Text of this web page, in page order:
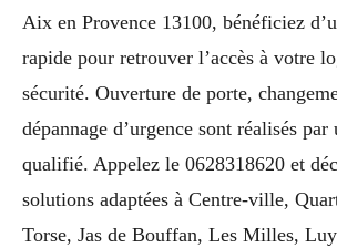
Aix en Provence 13100, bénéficiez
rapide pour retrouver l’accès à votre
sécurité. Ouverture de porte,
dépannage d’urgence sont réalisés
qualifié. Appelez le 0628318620 et
solutions adaptées à Centre-ville,
Torse, Jas de Bouffan, Les Milles,